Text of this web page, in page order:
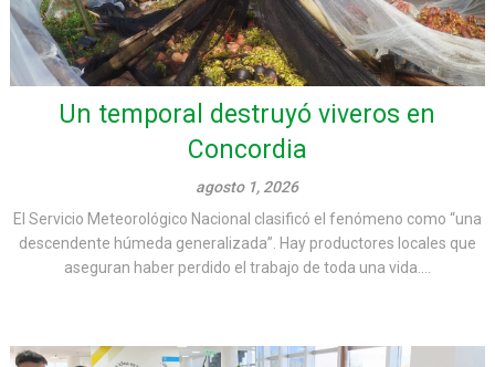
Un temporal destruyó viveros en
Concordia
agosto 1, 2026
El Servicio Meteorológico Nacional clasificó el fenómeno como “una
descendente húmeda generalizada”. Hay productores locales que
aseguran haber perdido el trabajo de toda una vida....